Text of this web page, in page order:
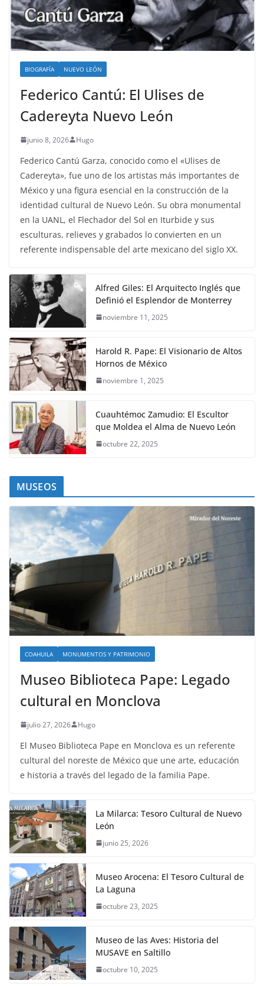
BIOGRAFÍA NUEVO LEÓN
Federico Cantú: El Ulises de
Cadereyta Nuevo León
junio 8, 2026 Hugo
Federico Cantú Garza, conocido como el «Ulises de
Cadereyta», fue uno de los artistas más importantes de
México y una figura esencial en la construcción de la
identidad cultural de Nuevo León. Su obra monumental
en la UANL, el Flechador del Sol en Iturbide y sus
esculturas, relieves y grabados lo convierten en un
referente indispensable del arte mexicano del siglo XX.
Alfred Giles: El Arquitecto Inglés que
Definió el Esplendor de Monterrey
noviembre 11, 2025
Harold R. Pape: El Visionario de Altos
Hornos de México
noviembre 1, 2025
Cuauhtémoc Zamudio: El Escultor
que Moldea el Alma de Nuevo León
octubre 22, 2025
MUSEOS
COAHUILA MONUMENTOS Y PATRIMONIO
Museo Biblioteca Pape: Legado
cultural en Monclova
julio 27, 2026 Hugo
El Museo Biblioteca Pape en Monclova es un referente
cultural del noreste de México que une arte, educación
e historia a través del legado de la familia Pape.
La Milarca: Tesoro Cultural de Nuevo
León
junio 25, 2026
Museo Arocena: El Tesoro Cultural de
La Laguna
octubre 23, 2025
Museo de las Aves: Historia del
MUSAVE en Saltillo
octubre 10, 2025